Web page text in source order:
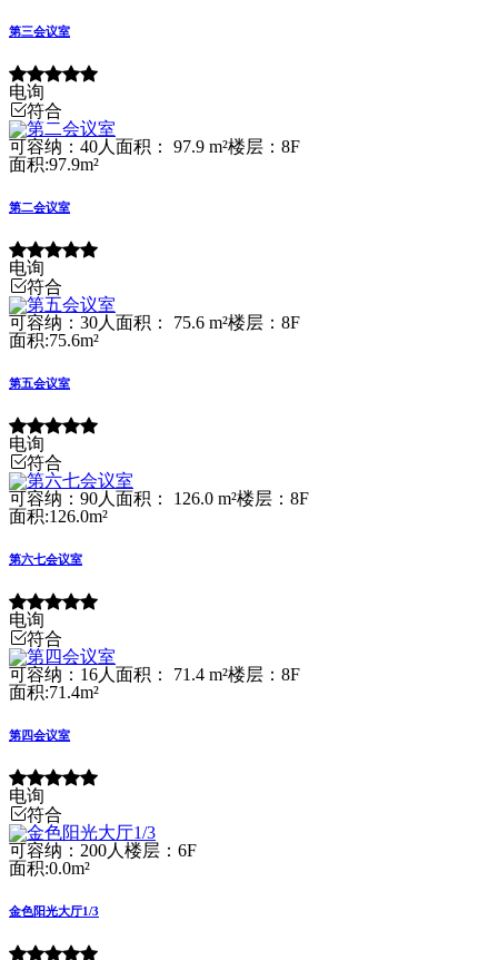
第三会议室
电询
符合
可容纳：40人 面积： 97.9 m²楼层：8F
面积:97.9m²
第二会议室
电询
符合
可容纳：30人 面积： 75.6 m²楼层：8F
面积:75.6m²
第五会议室
电询
符合
可容纳：90人 面积： 126.0 m²楼层：8F
面积:126.0m²
第六七会议室
电询
符合
可容纳：16人 面积： 71.4 m²楼层：8F
面积:71.4m²
第四会议室
电询
符合
可容纳：200人 楼层：6F
面积:0.0m²
金色阳光大厅1/3